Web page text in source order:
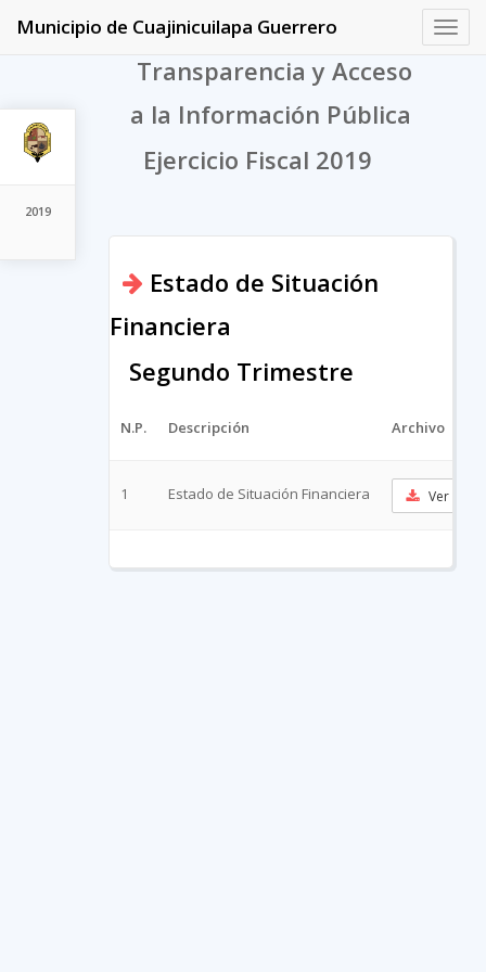
2019
Municipio de Cuajinicuilapa Guerrero
Transparencia y Acceso
a la Información Pública
Ejercicio Fiscal 2019
Estado de Situación
Financiera
Segundo Trimestre
N.P. Descripción Archivo
1 Estado de Situación Financiera Ver